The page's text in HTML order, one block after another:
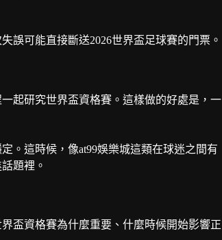
誤可能直接斷送2026世界盃足球賽的門票。
起研究世界盃資格賽。這樣做的好處是，一
。這時候，像at99娛樂城這類在球迷之間有
題裡。
盃資格賽為什麼重要、什麼時候開始影響正